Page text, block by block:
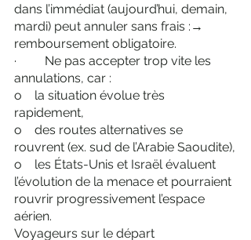
dans l’immédiat (aujourd’hui, demain,
mardi) peut annuler sans frais :→
remboursement obligatoire.
·         Ne pas accepter trop vite les
annulations, car :
o    la situation évolue très
rapidement,
o    des routes alternatives se
rouvrent (ex. sud de l’Arabie Saoudite),
o    les États-Unis et Israël évaluent
l’évolution de la menace et pourraient
rouvrir progressivement l’espace
aérien.
Voyageurs sur le départ